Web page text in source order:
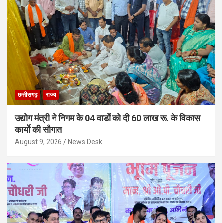
छत्तीसगढ़ राज्य
उद्योग मंत्री ने निगम के 04 वार्डाे को दी 60 लाख रू. के विकास
कार्याे की सौगात
August 9, 2026 News Desk